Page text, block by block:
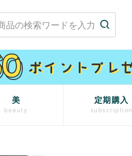
美
beauty
定期購入
subscription